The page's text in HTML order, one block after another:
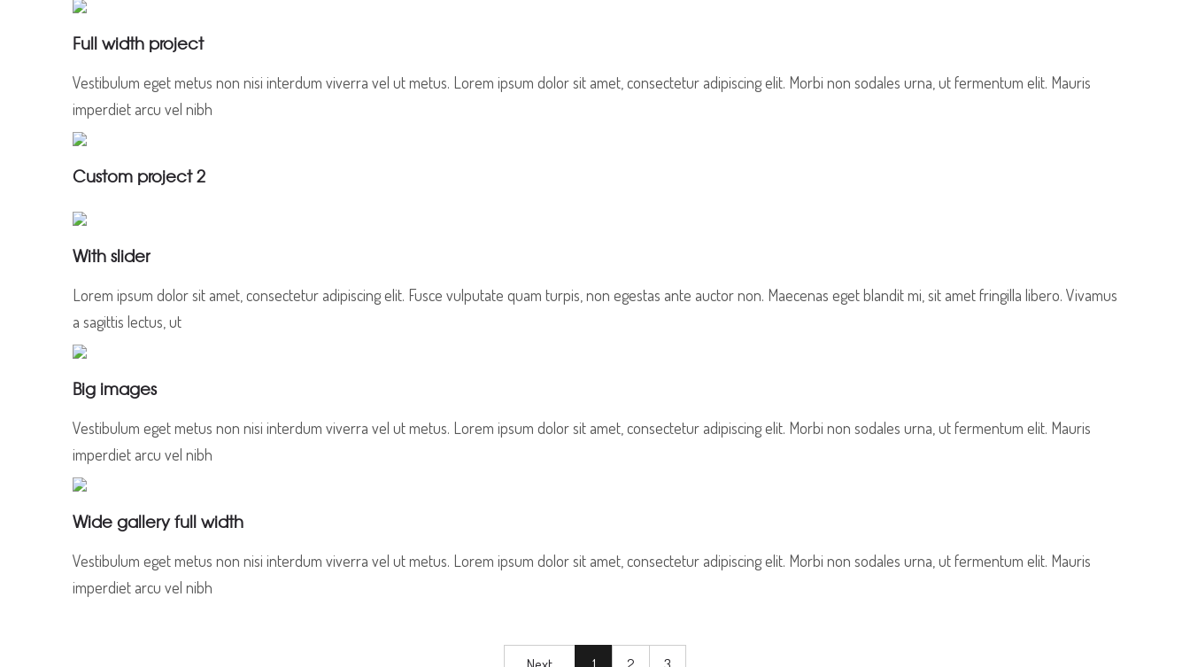
Full width project
Vestibulum eget metus non nisi interdum viverra vel ut metus. Lorem ipsum dolor sit amet, consectetur adipiscing elit. Morbi non sodales urna, ut fermentum elit. Mauris
imperdiet arcu vel nibh
Custom project 2
With slider
Lorem ipsum dolor sit amet, consectetur adipiscing elit. Fusce vulputate quam turpis, non egestas ante auctor non. Maecenas eget blandit mi, sit amet fringilla libero. Vivamus
a sagittis lectus, ut
Big images
Vestibulum eget metus non nisi interdum viverra vel ut metus. Lorem ipsum dolor sit amet, consectetur adipiscing elit. Morbi non sodales urna, ut fermentum elit. Mauris
imperdiet arcu vel nibh
Wide gallery full width
Vestibulum eget metus non nisi interdum viverra vel ut metus. Lorem ipsum dolor sit amet, consectetur adipiscing elit. Morbi non sodales urna, ut fermentum elit. Mauris
imperdiet arcu vel nibh